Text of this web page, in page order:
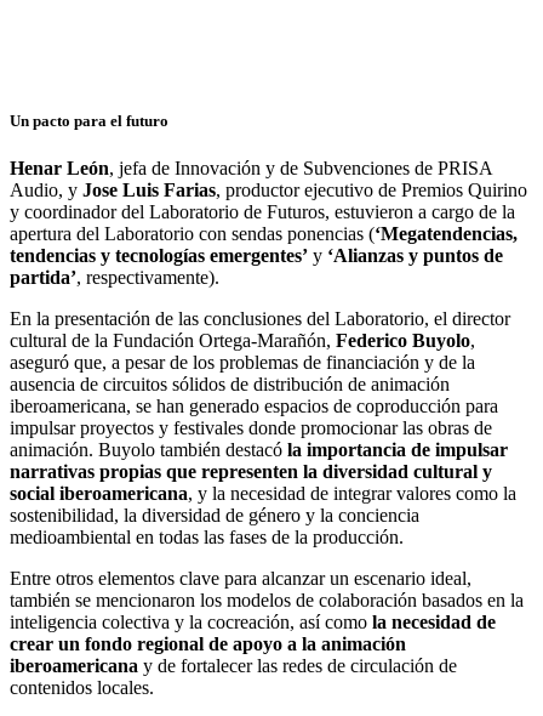
Un pacto para el futuro
Henar León, jefa de Innovación y de Subvenciones de PRISA
Audio, y Jose Luis Farias, productor ejecutivo de Premios Quirino
y coordinador del Laboratorio de Futuros, estuvieron a cargo de la
apertura del Laboratorio con sendas ponencias (‘Megatendencias,
tendencias y tecnologías emergentes’ y ‘Alianzas y puntos de
partida’, respectivamente).
En la presentación de las conclusiones del Laboratorio, el director
cultural de la Fundación Ortega-Marañón, Federico Buyolo,
aseguró que, a pesar de los problemas de financiación y de la
ausencia de circuitos sólidos de distribución de animación
iberoamericana, se han generado espacios de coproducción para
impulsar proyectos y festivales donde promocionar las obras de
animación. Buyolo también destacó la importancia de impulsar
narrativas propias que representen la diversidad cultural y
social iberoamericana, y la necesidad de integrar valores como la
sostenibilidad, la diversidad de género y la conciencia
medioambiental en todas las fases de la producción.
Entre otros elementos clave para alcanzar un escenario ideal,
también se mencionaron los modelos de colaboración basados en la
inteligencia colectiva y la cocreación, así como la necesidad de
crear un fondo regional de apoyo a la animación
iberoamericana y de fortalecer las redes de circulación de
contenidos locales.